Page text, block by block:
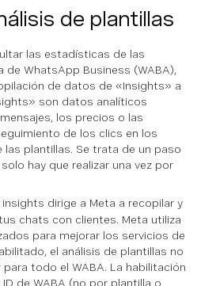
de plantillas
las estadísticas de las
de WhatsApp Business (WABA),
de datos de «Insights» a
son datos analíticos
los precios o las
de los clics en los
plantillas. Se trata de un paso
hay que realizar una vez por
insights dirige a Meta a recopilar y
chats con clientes. Meta utiliza
para mejorar los servicios de
el análisis de plantillas no
todo el WABA. La habilitación
de WABA (no por plantilla o